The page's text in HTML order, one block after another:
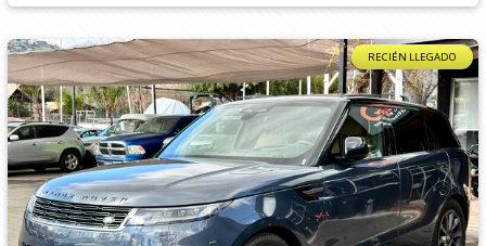
RECIÉN LLEGADO